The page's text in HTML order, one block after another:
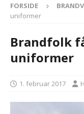
FORSIDE
uniformer
Brandfolk
uniformer
1. februar 2017